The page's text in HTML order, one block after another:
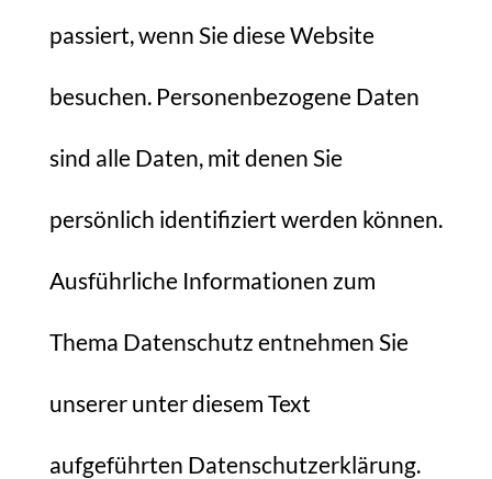
passiert, wenn Sie diese Website
besuchen. Personenbezogene Daten
sind alle Daten, mit denen Sie
persönlich identifiziert werden können.
Ausführliche Informationen zum
Thema Datenschutz entnehmen Sie
unserer unter diesem Text
aufgeführten Datenschutzerklärung.